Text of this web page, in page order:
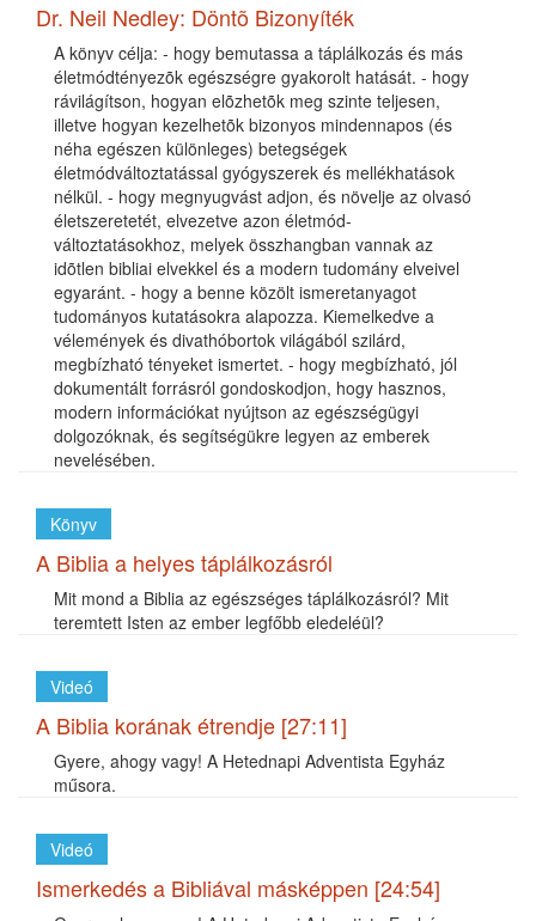
Dr. Neil Nedley: Döntõ Bizonyíték
A könyv célja: - hogy bemutassa a táplálkozás és más
életmódtényezõk egészségre gyakorolt hatását. - hogy
rávilágítson, hogyan elõzhetõk meg szinte teljesen,
illetve hogyan kezelhetõk bizonyos mindennapos (és
néha egészen különleges) betegségek
életmódváltoztatással gyógyszerek és mellékhatások
nélkül. - hogy megnyugvást adjon, és növelje az olvasó
életszeretetét, elvezetve azon életmód-
változtatásokhoz, melyek összhangban vannak az
idõtlen bibliai elvekkel és a modern tudomány elveivel
egyaránt. - hogy a benne közölt ismeretanyagot
tudományos kutatásokra alapozza. Kiemelkedve a
vélemények és divathóbortok világából szilárd,
megbízható tényeket ismertet. - hogy megbízható, jól
dokumentált forrásról gondoskodjon, hogy hasznos,
modern információkat nyújtson az egészségügyi
dolgozóknak, és segítségükre legyen az emberek
nevelésében.
Könyv
A Biblia a helyes táplálkozásról
Mit mond a Biblia az egészséges táplálkozásról? Mit
teremtett Isten az ember legfőbb eledeléül?
Videó
A Biblia korának étrendje [27:11]
Gyere, ahogy vagy! A Hetednapi Adventista Egyház
műsora.
Videó
Ismerkedés a Bibliával másképpen [24:54]